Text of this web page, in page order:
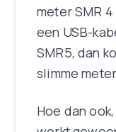
meter SMR
een USB-
SMR5, dan
slimme
Hoe dan